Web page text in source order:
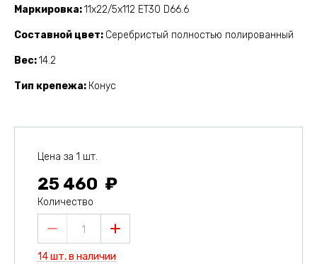
Маркировка 11x22/5x112 ET30 D66.6
Составной цвет Серебристый полностью полированный
Вес 14.2
Тип крепежа Конус
Цена за 1 шт.
25 460
Количество
1
14 шт. в наличии